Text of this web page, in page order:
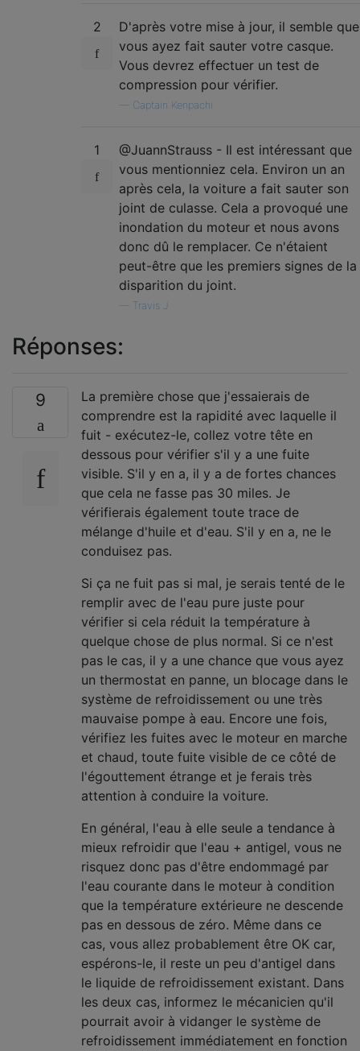
2
D'après votre mise à jour, il semble que
vous ayez fait sauter votre casque.
Vous devrez effectuer un test de
compression pour vérifier.
Captain Kenpachi
1
@JuannStrauss - Il est intéressant que
vous mentionniez cela. Environ un an
après cela, la voiture a fait sauter son
joint de culasse. Cela a provoqué une
inondation du moteur et nous avons
donc dû le remplacer. Ce n'étaient
peut-être que les premiers signes de la
disparition du joint.
Travis J
Réponses:
9
La première chose que j'essaierais de
comprendre est la rapidité avec laquelle il
fuit - exécutez-le, collez votre tête en
dessous pour vérifier s'il y a une fuite
visible. S'il y en a, il y a de fortes chances
que cela ne fasse pas 30 miles. Je
vérifierais également toute trace de
mélange d'huile et d'eau. S'il y en a, ne le
conduisez pas.
Si ça ne fuit pas si mal, je serais tenté de le
remplir avec de l'eau pure juste pour
vérifier si cela réduit la température à
quelque chose de plus normal. Si ce n'est
pas le cas, il y a une chance que vous ayez
un thermostat en panne, un blocage dans le
système de refroidissement ou une très
mauvaise pompe à eau. Encore une fois,
vérifiez les fuites avec le moteur en marche
et chaud, toute fuite visible de ce côté de
l'égouttement étrange et je ferais très
attention à conduire la voiture.
En général, l'eau à elle seule a tendance à
mieux refroidir que l'eau + antigel, vous ne
risquez donc pas d'être endommagé par
l'eau courante dans le moteur à condition
que la température extérieure ne descende
pas en dessous de zéro. Même dans ce
cas, vous allez probablement être OK car,
espérons-le, il reste un peu d'antigel dans
le liquide de refroidissement existant. Dans
les deux cas, informez le mécanicien qu'il
pourrait avoir à vidanger le système de
refroidissement immédiatement en fonction